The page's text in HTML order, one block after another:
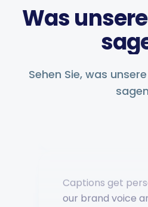
Was
Sehen Sie, was
our brand voice
per platform —